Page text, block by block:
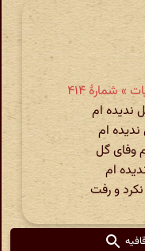
» شمارهٔ ۴۱۴
ندیده ام
ام
وفای گل
ام
و رفت